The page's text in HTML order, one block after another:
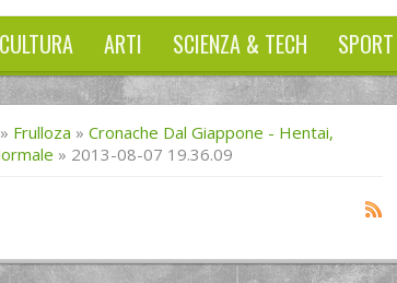
CULTURA ARTI SCIENZA & TECH SPORT
» Frulloza » Cronache Dal Giappone - Hentai,
» 2013-08-07 19.36.09